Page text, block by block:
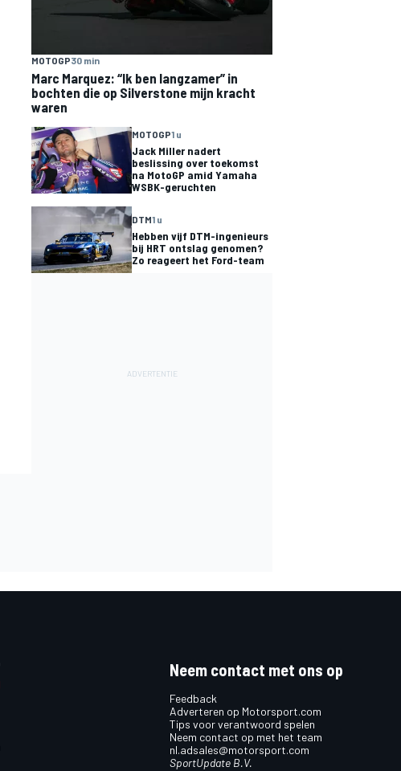
MOTOGP30 min
Marc Marquez: “Ik ben langzamer” in
bochten die op Silverstone mijn kracht
waren
MOTOGP1 u
Jack Miller nadert
beslissing over toekomst
na MotoGP amid Yamaha
WSBK-geruchten
DTM1 u
Hebben vijf DTM-ingenieurs
bij HRT ontslag genomen?
Zo reageert het Ford-team
Neem contact met ons op
Feedback
Adverteren op Motorsport.com
Tips voor verantwoord spelen
Neem contact op met het team
nl.adsales@motorsport.com
SportUpdate B.V.